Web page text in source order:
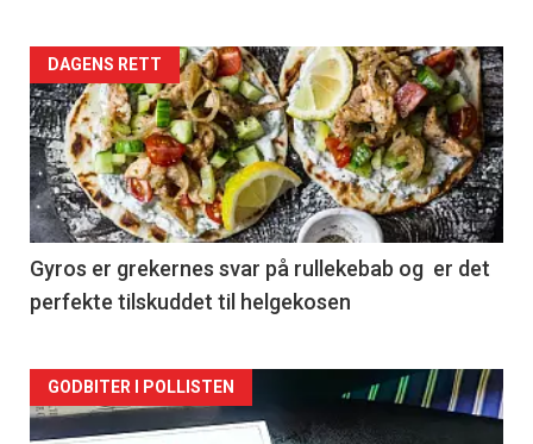
Forsiden
akkurat
nå
-
2
DAGENS RETT
Gyros er grekernes svar på rullekebab og er det
perfekte tilskuddet til helgekosen
Forsiden
GODBITER I POLLISTEN